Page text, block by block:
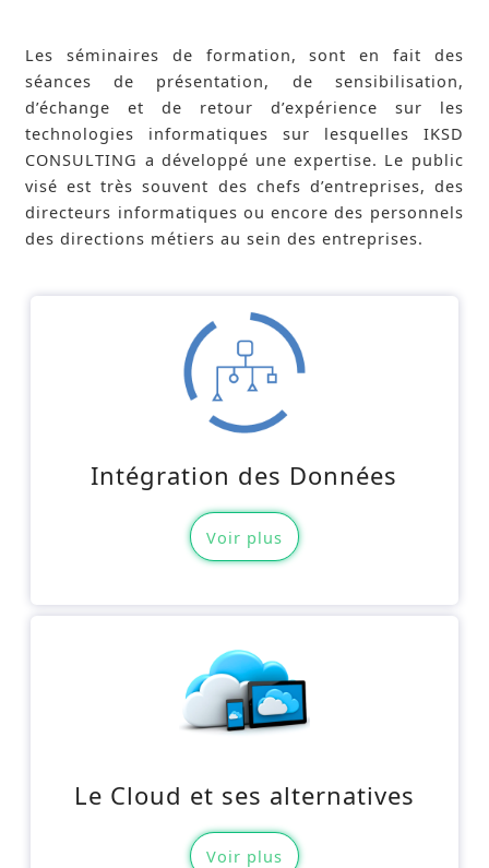
Les séminaires de formation, sont en fait des
séances de présentation, de sensibilisation,
d’échange et de retour d’expérience sur les
technologies informatiques sur lesquelles IKSD
CONSULTING a développé une expertise. Le public
visé est très souvent des chefs d’entreprises, des
directeurs informatiques ou encore des personnels
des directions métiers au sein des entreprises.
Intégration des Données
Voir plus
Le Cloud et ses alternatives
Voir plus